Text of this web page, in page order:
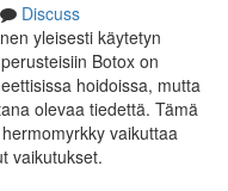
Discuss
yleisesti käytetyn
Botox on
hoidoissa, mutta
olevaa tiedettä. Tämä
vaikuttaa
vaikutukset.